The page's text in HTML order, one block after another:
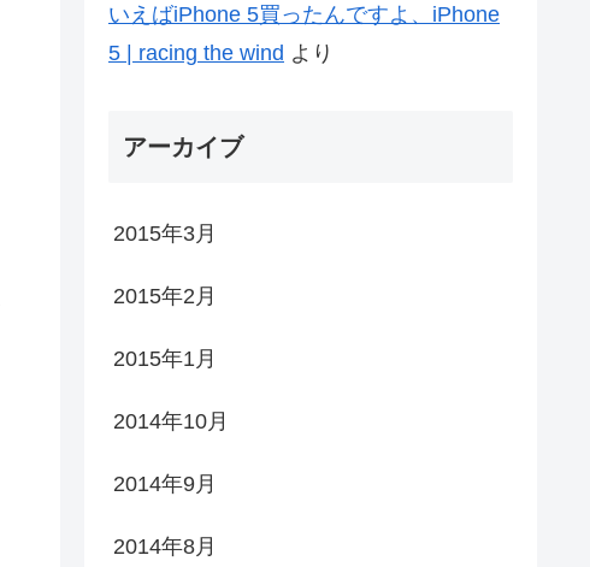
いえばiPhone 5買ったんですよ、iPhone
5 | racing the wind より
アーカイブ
2015年3月
2015年2月
2015年1月
2014年10月
2014年9月
2014年8月